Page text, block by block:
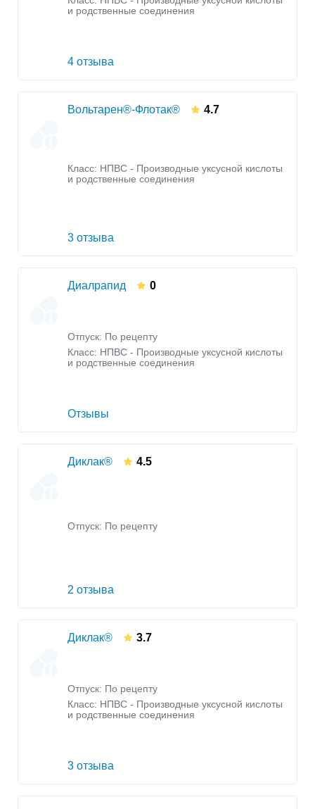
и родственные соединения
4 отзыва
Вольтарен®-Флотак® 4.7
Класс: НПВС - Производные уксусной кислоты
и родственные соединения
3 отзыва
Диалрапид 0
Отпуск: По рецепту
Класс: НПВС - Производные уксусной кислоты
и родственные соединения
Отзывы
Диклак® 4.5
Отпуск: По рецепту
2 отзыва
Диклак® 3.7
Отпуск: По рецепту
Класс: НПВС - Производные уксусной кислоты
и родственные соединения
3 отзыва